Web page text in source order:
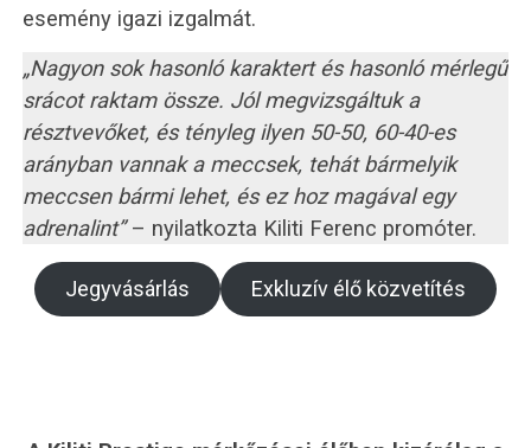
esemény igazi izgalmát.
„Nagyon sok hasonló karaktert és hasonló mérlegű
srácot raktam össze. Jól megvizsgáltuk a
résztvevőket, és tényleg ilyen 50-50, 60-40-es
arányban vannak a meccsek, tehát bármelyik
meccsen bármi lehet, és ez hoz magával egy
adrenalint”– nyilatkozta Kiliti Ferenc promóter.
Jegyvásárlás Exkluzív élő közvetítés